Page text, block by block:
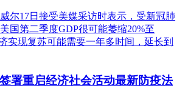
尔17日接受美媒采访时表示，受新冠肺
国第二季度GDP很可能萎缩20%至
实现复苏可能需要一年多时间，延长到
署重启经济社会活动最新防疫法